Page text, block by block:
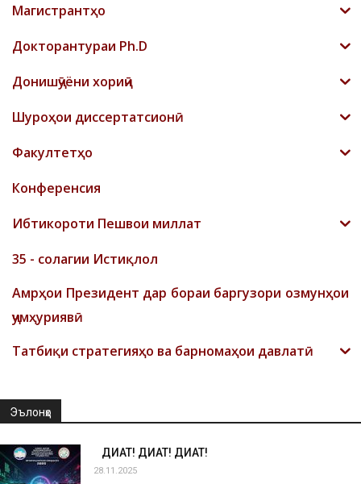
Магистрантҳо
Докторантураи Ph.D
Донишҷӯёни хориҷӣ
Шyроҳои диссертатсионӣ
Факултетҳо
Конференсия
Ибтикороти Пешвои миллат
35 - солагии Истиқлол
Амрҳои Президент дар бораи баргузори озмунҳои
ҷумҳуриявӣ
Татбиқи стратегияҳо ва барномаҳои давлатӣ
Эълонҳо
ДИҚҚАТ! ДИҚҚАТ! ДИҚҚАТ!
28.11.2025